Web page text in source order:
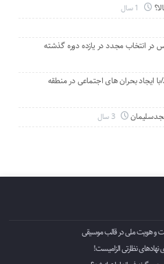
در انتخاب مجدد در یازده دوره گذشته
ایجاد بحران های اجتماعی در منطقه
3 سال
و هویت ملی در قالب موسیقی
نظارتی الزامیست!